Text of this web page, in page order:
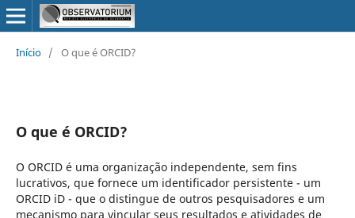
Início / O que é ORCID?
O que é ORCID?
O ORCID é uma organização independente, sem fins
lucrativos, que fornece um identificador persistente - um
ORCID iD - que o distingue de outros pesquisadores e um
mecanismo para vincular seus resultados e atividades de